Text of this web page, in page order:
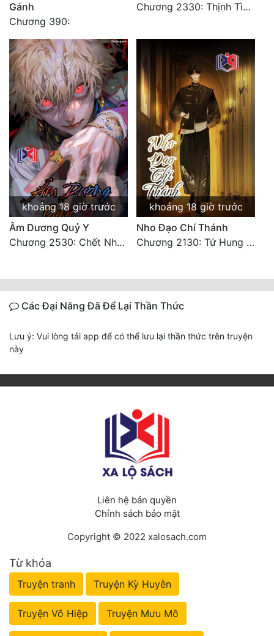
Gánh
Chương 390:
Chương 2330: Thịnh Tình Mời Chào
khoảng 18 giờ trước
Âm Dương Quỷ Y
Chương 2530: Chết Như Thế Nào
khoảng 18 giờ trước
Nho Đạo Chí Thánh
Chương 2130: Tứ Hung Cổ Yêu
Các Đại Năng Đã Để Lại Thần Thức
Lưu ý: Vui lòng tải app để có thể lưu lại thần thức trên truyện
này
Liên hệ bản quyền
Chính sách bảo mật
Copyright © 2022 xalosach.com
Từ khóa
Truyện tranh Truyện Kỳ Huyễn
Truyện Võ Hiệp Truyện Mưu Mô